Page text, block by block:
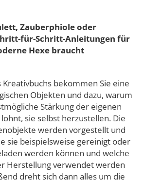
Zauberphiole oder
für-Schritt-Anleitungen für
Hexe braucht
bekommen Sie eine
Objekten und dazu, warum
Stärkung der eigenen
sie selbst herzustellen. Die
werden vorgestellt und
sie beispielsweise gereinigt oder
werden können und welche
Herstellung verwendet werden
dreht sich dann alles um die